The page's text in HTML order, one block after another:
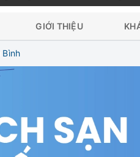
GIỚI THIỆU
Bình